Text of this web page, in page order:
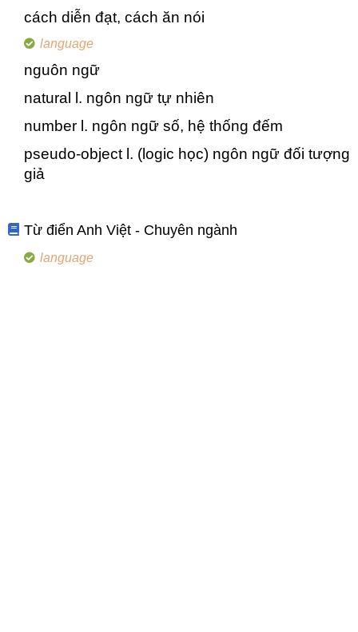
cách diễn đạt, cách ăn nói
language
nguôn ngữ
natural l. ngôn ngữ tự nhiên
number l. ngôn ngữ số, hệ thống đếm
pseudo-object l. (logic học) ngôn ngữ đối tượng
giả
Từ điển Anh Việt - Chuyên ngành
language